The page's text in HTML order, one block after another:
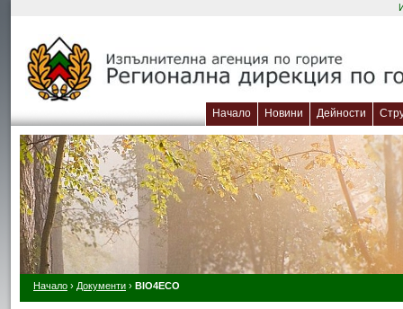
Начало Новини Дейности
Начало › Документи › BIO4ECO